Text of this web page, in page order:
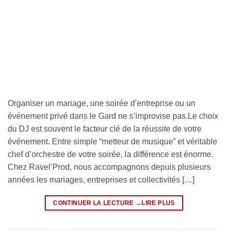
Organiser un mariage, une soirée d’entreprise ou un
événement privé dans le Gard ne s’improvise pas.Le choix
du DJ est souvent le facteur clé de la réussite de votre
événement. Entre simple “metteur de musique” et véritable
chef d’orchestre de votre soirée, la différence est énorme.
Chez Ravel’Prod, nous accompagnons depuis plusieurs
années les mariages, entreprises et collectivités […]
CONTINUER LA LECTURE →